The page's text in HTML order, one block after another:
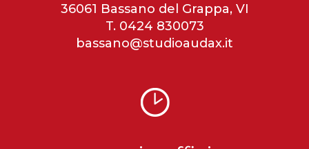
36061 Bassano del Grappa, VI
T. 0424 830073
bassano@studioaudax.it